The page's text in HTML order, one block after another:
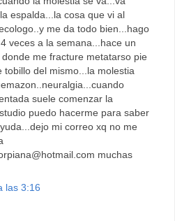
espalda...la cosa que vi al
me da todo bien...hago
veces a la semana...hace un
me fracture metatarso pie
tobillo del mismo...la molestia
suele comenzar la
puedo hacerme para saber
mi correo xq no me
muchas
las 3:16